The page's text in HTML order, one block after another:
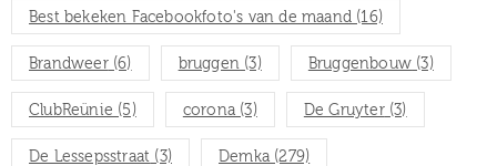
Best bekeken Facebookfoto's van de maand (16)
Brandweer(6) bruggen (3) Bruggenbouw (3)
ClubReünie (5) corona (3) De Gruyter(3)
De Lessepsstraat (3) Demka (279)